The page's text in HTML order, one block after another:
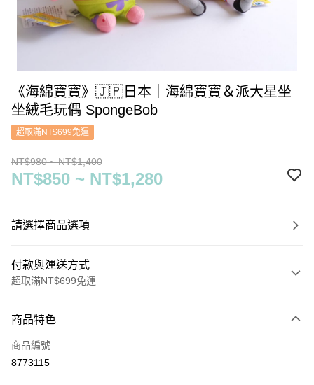
《海綿寶寶》🇯🇵日本｜海綿寶寶＆派大星坐
坐絨毛玩偶 SpongeBob
超取滿NT$699免運
NT$980 ~ NT$1,400
NT$850 ~ NT$1,280
請選擇商品選項
付款與運送方式
超取滿NT$699免運
信用卡一次付款
超商取貨付款
商品特色
商品編號
8773115